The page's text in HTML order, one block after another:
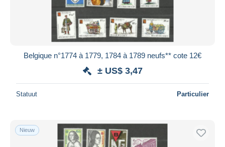
Belgique n°1774 à 1779, 1784 à 1789 neufs** cote 12€
± US$ 3,47
Statuut Particulier
Nieuw